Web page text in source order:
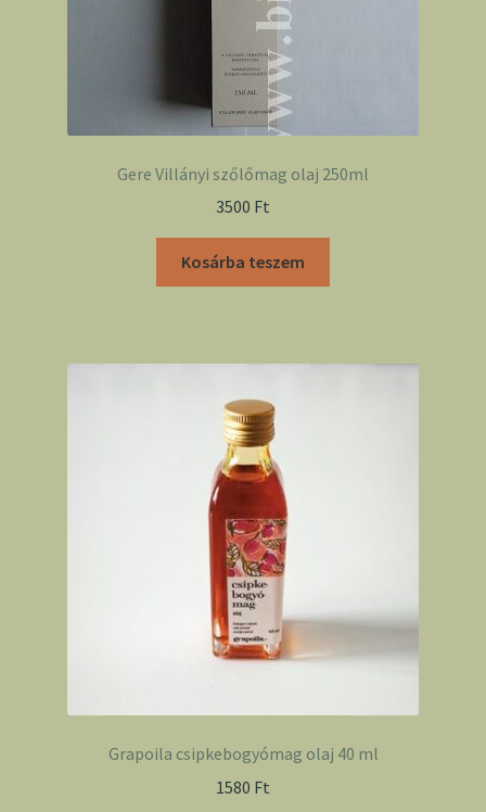
Gere Villányi szőlőmag olaj 250ml
3500 Ft
Kosárba teszem
Grapoila csipkebogyómag olaj 40 ml
1580 Ft